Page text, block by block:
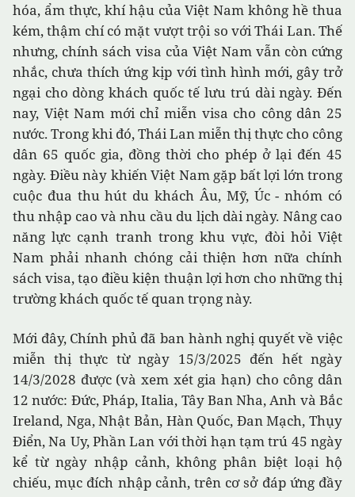
hóa, ẩm thực, khí hậu của Việt Nam không hề thua
kém, thậm chí có mặt vượt trội so với Thái Lan. Thế
nhưng, chính sách visa của Việt Nam vẫn còn cứng
nhắc, chưa thích ứng kịp với tình hình mới, gây trở
ngại cho dòng khách quốc tế lưu trú dài ngày. Đến
nay, Việt Nam mới chỉ miễn visa cho công dân 25
nước. Trong khi đó, Thái Lan miễn thị thực cho công
dân 65 quốc gia, đồng thời cho phép ở lại đến 45
ngày. Điều này khiến Việt Nam gặp bất lợi lớn trong
cuộc đua thu hút du khách Âu, Mỹ, Úc - nhóm có
thu nhập cao và nhu cầu du lịch dài ngày. Nâng cao
năng lực cạnh tranh trong khu vực, đòi hỏi Việt
Nam phải nhanh chóng cải thiện hơn nữa chính
sách visa, tạo điều kiện thuận lợi hơn cho những thị
trường khách quốc tế quan trọng này.
Mới đây, Chính phủ đã ban hành nghị quyết về việc
miễn thị thực từ ngày 15/3/2025 đến hết ngày
14/3/2028 được (và xem xét gia hạn) cho công dân
12 nước: Đức, Pháp, Italia, Tây Ban Nha, Anh và Bắc
Ireland, Nga, Nhật Bản, Hàn Quốc, Đan Mạch, Thụy
Điển, Na Uy, Phần Lan với thời hạn tạm trú 45 ngày
kể từ ngày nhập cảnh, không phân biệt loại hộ
chiếu, mục đích nhập cảnh, trên cơ sở đáp ứng đầy